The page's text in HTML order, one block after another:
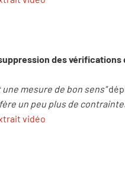
des vérifications
une mesure de bon sens"
un peu plus de
vidéo